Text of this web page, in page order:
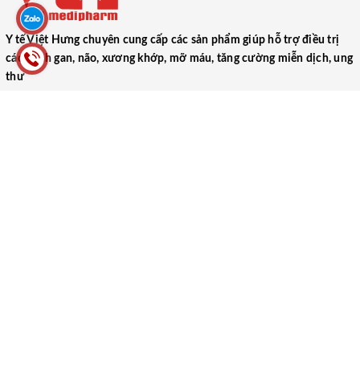
Y tế Việt Hưng chuyên cung cấp các sản phẩm giúp hỗ trợ điều trị
các bệnh gan, não, xương khớp, mỡ máu, tăng cường miễn dịch, ung
thư